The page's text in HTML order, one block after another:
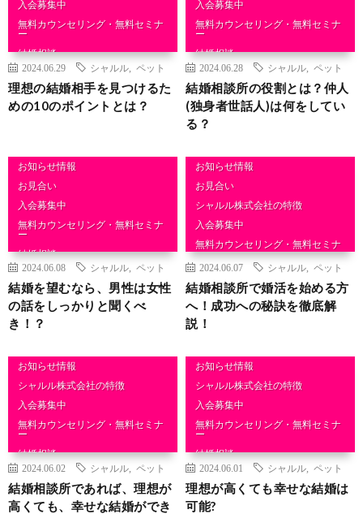
入会募集中
無料カウンセリング・無料セミナ
ー
結婚相談
2024.06.29 シャルル ペット
理想の結婚相手を見つけるた
めの10のポイントとは？
入会募集中
無料カウンセリング・無料セミナ
ー
結婚相談
2024.06.28 シャルル ペット
結婚相談所の役割とは？仲人
(独身者世話人)は何をしてい
る？
お知らせ情報
お見合い
入会募集中
無料カウンセリング・無料セミナ
ー
結婚相談
2024.06.08 シャルル ペット
結婚を望むなら、男性は女性
の話をしっかりと聞くべ
き！？
お知らせ情報
お見合い
シャルル株式会社の特徴
入会募集中
無料カウンセリング・無料セミナ
ー
結婚相談
2024.06.07 シャルル ペット
結婚相談所で婚活を始める方
へ！成功への秘訣を徹底解
説！
お知らせ情報
シャルル株式会社の特徴
入会募集中
無料カウンセリング・無料セミナ
ー
結婚相談
2024.06.02 シャルル ペット
結婚相談所であれば、理想が
高くても、幸せな結婚ができ
お知らせ情報
シャルル株式会社の特徴
入会募集中
無料カウンセリング・無料セミナ
ー
結婚相談
2024.06.01 シャルル ペット
理想が高くても幸せな結婚は
可能?